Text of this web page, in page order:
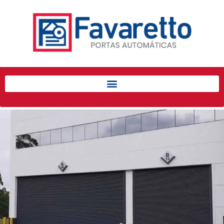
Início
Automatizadores
Acessórios Para Portas de
Enrolar
Pintura eletrostática
Portfólio
Contato